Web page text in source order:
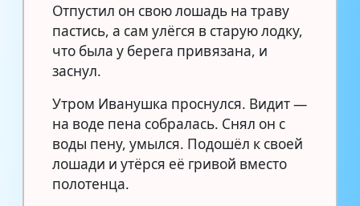
Отпустил он свою лошадь на траву
пастись, а сам улёгся в старую лодку,
что была у берега привязана, и
заснул.
Утром Иванушка проснулся. Видит —
на воде пена собралась. Снял он с
воды пену, умылся. Подошёл к своей
лошади и утёрся её гривой вместо
полотенца.